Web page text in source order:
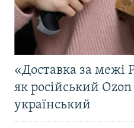
«Доставка за межі
як російський
український